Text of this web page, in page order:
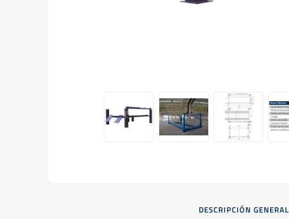
DESCRIPCIÓN GENERAL